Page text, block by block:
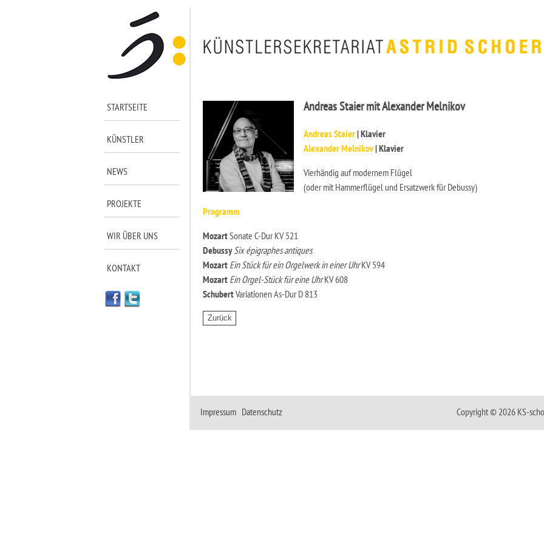
STARTSEITE
KÜNSTLER
NEWS
PROJEKTE
WIR ÜBER UNS
KONTAKT
Andreas Staier mit Alexander Melnikov
Andreas Staier| Klavier
Alexander Melnikov| Klavier
Vierhändig auf modernem Flügel
(oder mit Hammerflügel und Ersatzwerk für Debussy)
Programm
MozartSonate C-Dur KV 521
DebussySix épigraphes antiques
Mozart Ein Stück für ein Orgelwerk in einer UhrKV 594
Mozart Ein Orgel-Stück für eine UhrKV 608
SchubertVariationen As-Dur D 813
Impressum Datenschutz Copyright © 2026 KS-